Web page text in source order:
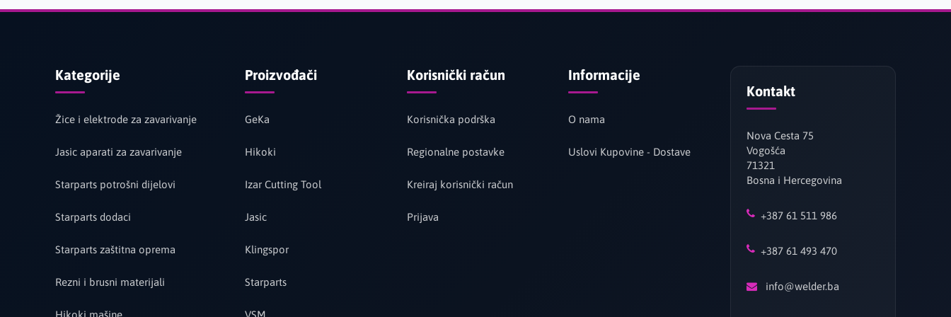
Kategorije
Žice i elektrode za zavarivanje
Jasic aparati za zavarivanje
Starparts potrošni dijelovi
Starparts dodaci
Starparts zaštitna oprema
Rezni i brusni materijali
Hikoki mašine
Proizvođači
GeKa
Hikoki
Izar Cutting Tool
Jasic
Klingspor
Starparts
VSM
Korisnički račun
Korisnička podrška
Regionalne postavke
Kreiraj korisnički račun
Prijava
Informacije
O nama
Uslovi Kupovine - Dostave
Kontakt
Nova Cesta 75
Vogošća
71321
Bosna i Hercegovina
+387 61 511 986
+387 61 493 470
info@welder.ba